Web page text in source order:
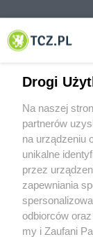
© 2001-2026 Tczew -
O FIRMIE
REKLAMA
Drogi
Na naszej
partnerów
na urządzeniu
unikalne
przez
zapewniania
odbiorców
my i Zaufani